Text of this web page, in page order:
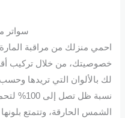
سواتر
احمي منزلك من مراقبة
خصوصيتك، من خلال تركيب
لك بالألوان التي تريدها
نسبة ظل
الشمس الحارقة، وتتمتع